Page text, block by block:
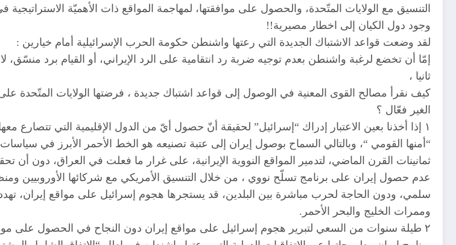
التنسيق مع الولايات المتّحدة، والحصول على موافقتها، لمهاجمة المواقع ذات الأهميّة
وجود دول الكيان إلى اخطار مصيرية!!
لقد وضعت قواعد الاشتباك الجديدة التي رعتها واشنطن حكومة الحرب الإسرائيلية أمام خيارين :
إمّا أن تخضع لرغبة واشنطن بعدم توجيه ضربة رد انتقامية على الرد الإيراني، أو القيام برد منسّق،
ثانيا ،
كيف نقرأ مصالح القوى المعنية في الوصول إلى قواعد اشتباك جديدة ، فرضتها الولايات المتّحدة
الغير فعّال ؟
١ إذا أخذنا بعين الاعتبار إدراك “إسرائيل” لحقيقة أنّ حصول أيّ من الدول الإقليمية التي
“أمنها القومي “، وبالتالي السماح بوصول إيران إلى عتبة تصنيعه هو الخط الأحمر الأبرز في سياسات
ثمانينات القرن الماضي، لتدمير المواقع النووية الإيرانية، على غرار ما فعلت في العراق، دون
عدم حصول إيران على برنامج تسلّح نووي ، من خلال التنسيق الأمريكي مع شركائها الأوروبيين
سلمي، ودون الحاجة لحرب مباشرة بين البلدين، قد يستجرها هجوم إسرائيل على مواقع إيران،
وممرات الخليج والبحر الأحمر.
٢ طيلة سنوات من السعي لتبرير هجوم إسرائيل على مواقع إيران دون النجاح في الحصول على